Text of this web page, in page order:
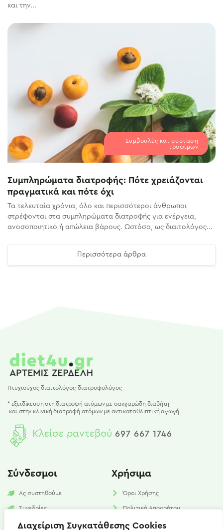
Διαχείριση Συγκατάθεσης Cookies
και την...
Συμβουλές και σύσταση
τροφίμων
Συμπληρώματα διατροφής: Πότε χρειάζονται
πραγματικά και πότε όχι
Τα τελευταία χρόνια, όλο και περισσότεροι άνθρωποι
στρέφονται στα συμπληρώματα διατροφής για ενέργεια,
ανοσοποιητικό ή απώλεια βάρους. Ωστόσο, ως διαιτολόγος...
Περισσότερα άρθρα
Πτυχιούχος διαιτολόγος-διατροφολόγος
* εξειδίκευση στη διατροφή ατόμων με σακχαρώδη διαβήτη
και στην κλινική διατροφή ατόμων με αντικαταθλιπτική αγωγή
Κλείσε ραντεβού 697 667 1746
Σύνδεσμοι
Ας συστηθούμε
Συνεδρίες
Υπηρεσίες
Χρήσιμα
Όροι Χρήσης
Πολιτική Απορρήτου
Πολιτική Cookies​